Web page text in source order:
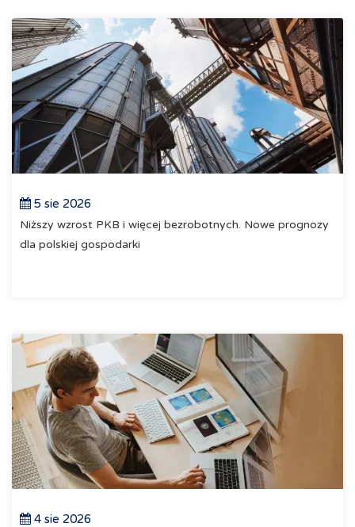
5 sie 2026
Niższy wzrost PKB i więcej bezrobotnych. Nowe prognozy
dla polskiej gospodarki
4 sie 2026